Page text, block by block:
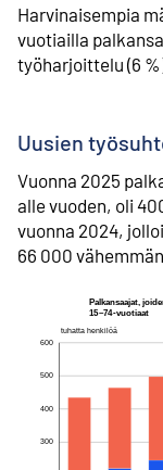
Harvinaisempia
vuotiailla
työharjoittelu (6
Uusien
Vuonna 2025
alle vuoden, oli
vuonna 2024,
66 000